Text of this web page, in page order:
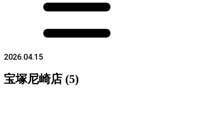
2026.04.15
宝塚尼崎店 (5)